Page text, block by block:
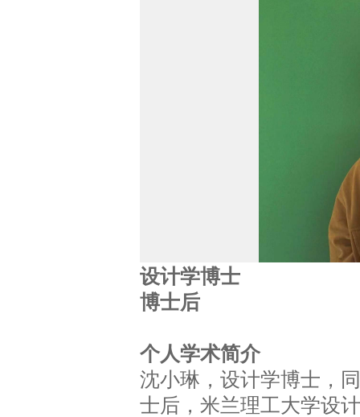
设计学博士
博士后
个人学术简介
沈小琳，设计学博士，
士后，米兰理工大学设